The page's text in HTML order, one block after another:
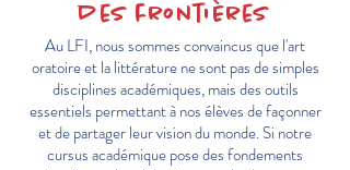
des frontières
Au LFI, nous sommes convaincus que l'art
oratoire et la littérature ne sont pas de simples
disciplines académiques, mais des outils
essentiels permettant à nos élèves de façonner
et de partager leur vision du monde. Si notre
cursus académique pose des fondements